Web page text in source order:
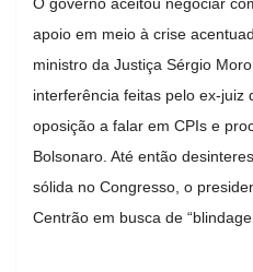
apoio em meio à crise
ministro da Justiça Sérgio
interferência feitas pelo ex-juiz
oposição a falar em CPIs e
Bolsonaro. Até então
sólida no Congresso, o
Centrão em busca de